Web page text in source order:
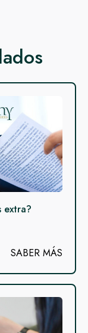
extra?
SABER MÁS